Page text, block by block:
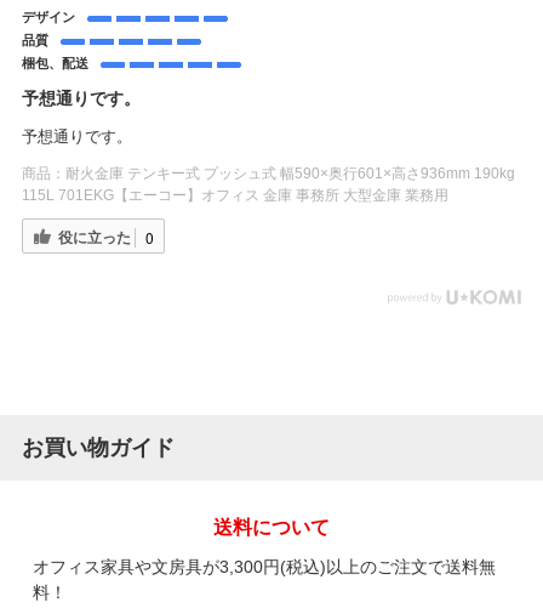
デザイン
品質
梱包、配送
予想通りです。
予想通りです。
商品： 耐火金庫 テンキー式 プッシュ式 幅590×奥行601×高さ936mm 190kg
115L 701EKG【エーコー】オフィス 金庫 事務所 大型金庫 業務用
役に立った 0
お買い物ガイド
送料について
オフィス家具や文房具が3,300円(税込)以上のご注文で送料無
料！